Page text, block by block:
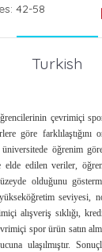
42-58
Turkish
çevrimiçi
göre farklılaştığını
öğrenim
elde edilen veriler,
olduğunu
seviyesi,
alışveriş sıklığı,
spor ürün satın
ulaşılmıştır.